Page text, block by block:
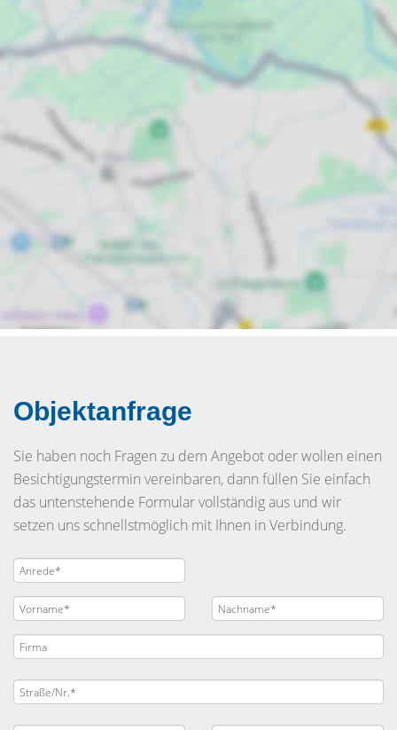
Objektanfrage
Sie haben noch Fragen zu dem Angebot oder wollen einen
Besichtigungstermin vereinbaren, dann füllen Sie einfach
das untenstehende Formular vollständig aus und wir
setzen uns schnellstmöglich mit Ihnen in Verbindung.